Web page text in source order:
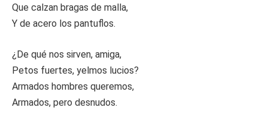
Que calzan bragas de malla,
Y de acero los pantuflos.
¿De qué nos sirven, amiga,
Petos fuertes, yelmos lucios?
Armados hombres queremos,
Armados, pero desnudos.